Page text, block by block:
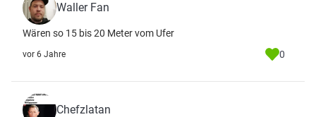
Waller Fan
Wären so 15 bis 20 Meter vom Ufer
vor 6 Jahre 0
Chefzlatan